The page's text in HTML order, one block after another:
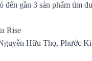
đến gần 3 sản phẩm tìm
Rise
Hữu Thọ, Phước